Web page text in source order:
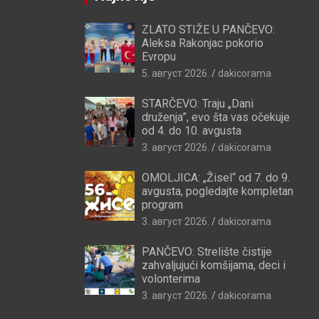
ZLATO STIŽE U PANČEVO:
Aleksa Rakonjac pokorio
Evropu
5. август 2026. dakicorama
STARČEVO: Traju „Dani
druženja”, evo šta vas očekuje
od 4. do 10. avgusta
3. август 2026. dakicorama
OMOLJICA: „Žisel“ od 7. do 9.
avgusta, pogledajte kompletan
program
3. август 2026. dakicorama
PANČEVO: Strelište čistije
zahvaljujući komšijama, deci i
volonterima
3. август 2026. dakicorama